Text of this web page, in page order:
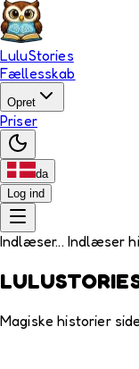
LuluStories
Fællesskab
Opret
Priser
da
Log ind
Indlæser... Indlæser
Magiske historier